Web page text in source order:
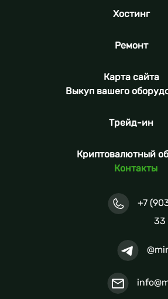
Хостинг
Ремонт
Карта сайта
Выкуп вашего
Трейд-ин
Криптовалютный
Контакты
+7
33